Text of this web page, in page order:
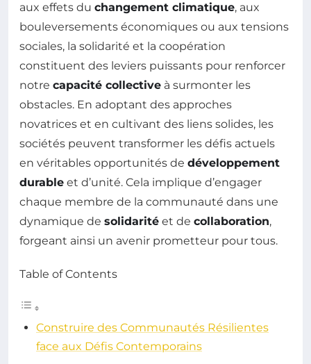
aux effets du changement climatique, aux
bouleversements économiques ou aux tensions
sociales, la solidarité et la coopération
constituent des leviers puissants pour renforcer
notre capacité collective à surmonter les
obstacles. En adoptant des approches
novatrices et en cultivant des liens solides, les
sociétés peuvent transformer les défis actuels
en véritables opportunités de développement
durable et d’unité. Cela implique d’engager
chaque membre de la communauté dans une
dynamique de solidarité et de collaboration,
forgeant ainsi un avenir prometteur pour tous.
Table of Contents
Construire des Communautés Résilientes
face aux Défis Contemporains